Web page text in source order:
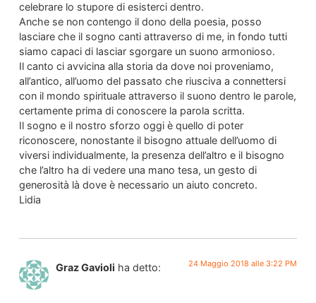
celebrare lo stupore di esisterci dentro.
Anche se non contengo il dono della poesia, posso
lasciare che il sogno canti attraverso di me, in fondo tutti
siamo capaci di lasciar sgorgare un suono armonioso.
Il canto ci avvicina alla storia da dove noi proveniamo,
all’antico, all’uomo del passato che riusciva a connettersi
con il mondo spirituale attraverso il suono dentro le parole,
certamente prima di conoscere la parola scritta.
Il sogno e il nostro sforzo oggi è quello di poter
riconoscere, nonostante il bisogno attuale dell’uomo di
viversi individualmente, la presenza dell’altro e il bisogno
che l’altro ha di vedere una mano tesa, un gesto di
generosità là dove è necessario un aiuto concreto.
Lidia
Graz Gavioli ha detto: 24 Maggio 2018 alle 3:22 PM